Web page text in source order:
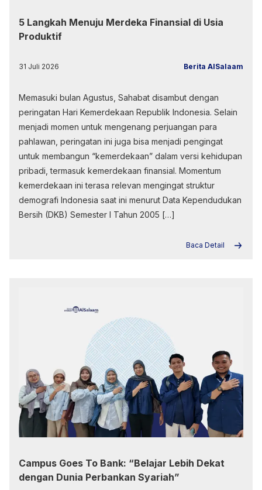
5 Langkah Menuju Merdeka Finansial di Usia
Produktif
31 Juli 2026 Berita AlSalaam
Memasuki bulan Agustus, Sahabat disambut dengan
peringatan Hari Kemerdekaan Republik Indonesia. Selain
menjadi momen untuk mengenang perjuangan para
pahlawan, peringatan ini juga bisa menjadi pengingat
untuk membangun “kemerdekaan” dalam versi kehidupan
pribadi, termasuk kemerdekaan finansial. Momentum
kemerdekaan ini terasa relevan mengingat struktur
demografi Indonesia saat ini menurut Data Kependudukan
Bersih (DKB) Semester I Tahun 2005 […]
Baca Detail
Campus Goes To Bank: “Belajar Lebih Dekat
dengan Dunia Perbankan Syariah”